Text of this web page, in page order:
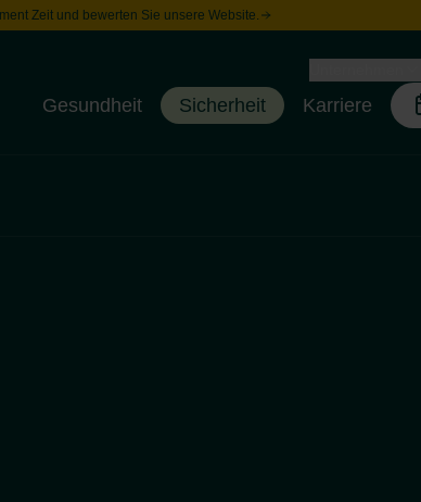
Zeit und bewerten Sie unsere Website.
Toggle menu
Gesundheit
Toggle menu
Sicherheit
Toggle menu
Karriere
Toggle